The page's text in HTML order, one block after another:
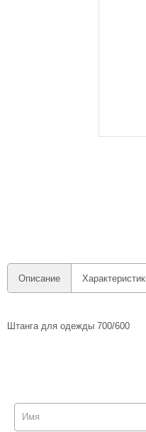
Описание
Штанга для одежды 700/600